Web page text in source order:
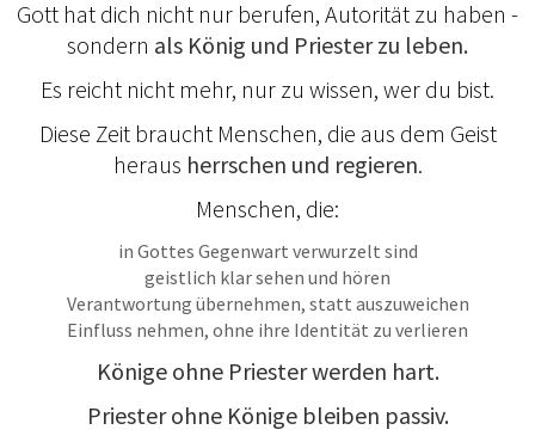
Gott hat dich nicht nur berufen, Autorität zu haben -
sondern als König und Priester zu leben.
Es reicht nicht mehr, nur zu wissen, wer du bist.
Diese Zeit braucht Menschen, die aus dem Geist
heraus herrschen und regieren.
Menschen, die:
in Gottes Gegenwart verwurzelt sind
geistlich klar sehen und hören
Verantwortung übernehmen, statt auszuweichen
Einfluss nehmen, ohne ihre Identität zu verlieren
Könige ohne Priester werden hart.
Priester ohne Könige bleiben passiv.